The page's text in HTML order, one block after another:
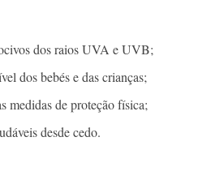
dos raios UVA e UVB;
dos bebés e das crianças;
medidas de proteção física;
desde cedo.